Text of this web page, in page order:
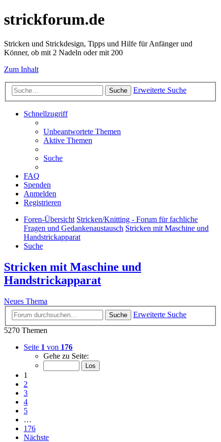
strickforum.de
Stricken und Strickdesign, Tipps und Hilfe für Anfänger und
Könner, ob mit 2 Nadeln oder mit 200
Zum Inhalt
Suche Erweiterte Suche
Schnellzugriff
Unbeantwortete Themen
Aktive Themen
Suche
FAQ
Spenden
Anmelden
Registrieren
Foren-Übersicht Stricken/Knitting - Forum für fachliche
Fragen und Gedankenaustausch Stricken mit Maschine und
Handstrickapparat
Suche
Stricken mit Maschine und
Handstrickapparat
Neues Thema
Suche
Erweiterte Suche
5270 Themen
Seite 1 von 176
Gehe zu Seite:
1
2
3
4
5
…
176
Nächste